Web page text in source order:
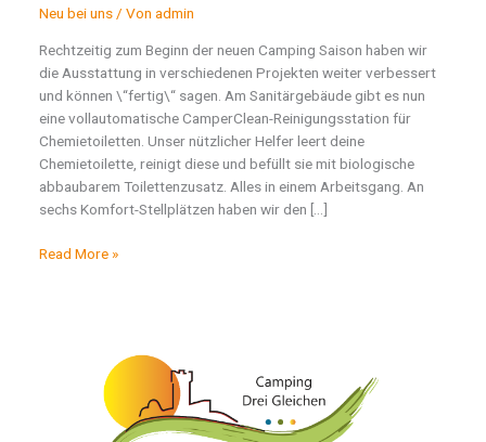
Neu bei uns / Vonadmin
Rechtzeitig zum Beginn der neuen Camping Saison haben wir
die Ausstattung in verschiedenen Projekten weiter verbessert
und können \“fertig\“ sagen. Am Sanitärgebäude gibt es nun
eine vollautomatische CamperClean-Reinigungsstation für
Chemietoiletten. Unser nützlicher Helfer leert deine
Chemietoilette, reinigt diese und befüllt sie mit biologische
abbaubarem Toilettenzusatz. Alles in einem Arbeitsgang. An
sechs Komfort-Stellplätzen haben wir den […]
Wir
Read More »